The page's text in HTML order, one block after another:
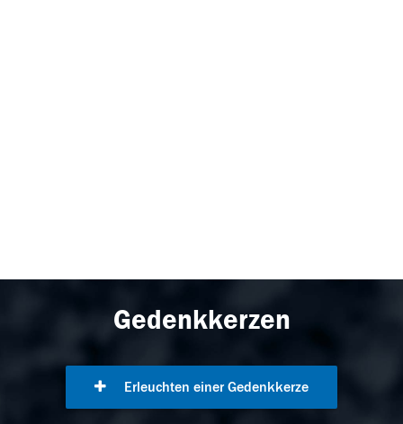
Gedenkkerzen
Erleuchten einer Gedenkkerze